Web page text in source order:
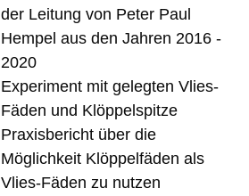
der Leitung von Peter Paul
Hempel aus den Jahren 2016 -
2020
Experiment mit gelegten Vlies-
Fäden und Klöppelspitze
Praxisbericht über die
Möglichkeit Klöppelfäden als
Vlies-Fäden zu nutzen